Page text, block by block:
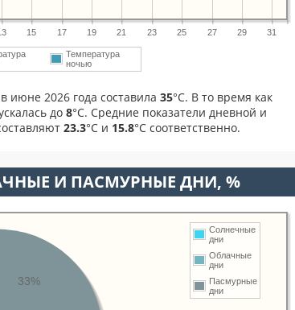
15 17 19 21 23 25 27 29 31
Температура
ночью
июне 2026 года составила 35°С. В то время как
до 8°C. Средние показатели дневной и
23.3°С и 15.8°С соответственно.
И ПАСМУРНЫЕ ДНИ, %
Солнечные
дни
Облачные
дни
Пасмурные
дни
33%